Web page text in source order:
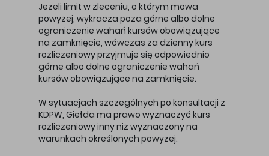
Jeżeli limit w zleceniu, o którym mowa
powyżej, wykracza poza górne albo dolne
ograniczenie wahań kursów obowiązujące
na zamknięcie, wówczas za dzienny kurs
rozliczeniowy przyjmuje się odpowiednio
górne albo dolne ograniczenie wahań
kursów obowiązujące na zamknięcie.
W sytuacjach szczególnych po konsultacji z
KDPW, Giełda ma prawo wyznaczyć kurs
rozliczeniowy inny niż wyznaczony na
warunkach określonych powyżej.